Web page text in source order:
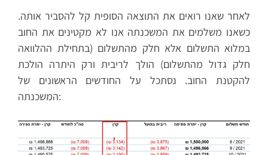
לאחר שאנו רואים את התוצאה הסופית קל להסביר אותה.
כשאנו משלמים את המשכנתה אנו לא מקטינים את החוב
במלוא התשלום אלא חלק מהתשלום (בתחילת ההלוואה
חלק גדול מהתשלום) הולך לריבית ורק היתרה הולכת
להקטנת החוב. נסתכל על החודשים הראשונים של
המשכנתה: